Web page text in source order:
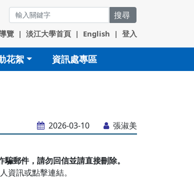
搜尋
覽 | 淡江大學首頁 | English | 登入
花絮 資訊處專區
2026-03-10 張淑美
騙郵件，請勿回信並請直接刪除。
訊或點擊連結。